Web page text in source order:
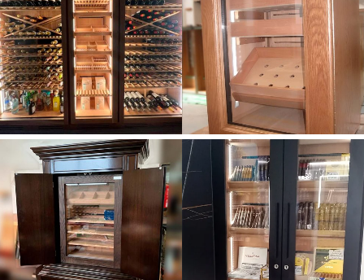
en salon comedor en
Madrid
para Puros Unifamilar
en Matadepera-
Barcelona
PurerasVinotecas a medida
Purera humidor para
puros para vivienda
particular en Sitges
(Barcelona)
Pureras
Purera humidor para
puros en vivienda